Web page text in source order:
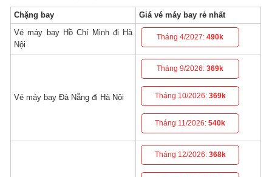
Chặng bay
Giá vé máy bay rẻ nhất
Vé máy bay Hồ Chí Minh đi Hà
Nội
Tháng 4/2027:490k
Vé máy bay Đà Nẵng đi Hà Nội
Tháng 9/2026:369k
Tháng 10/2026: 369k
Tháng 11/2026:540k
Tháng 12/2026: 368k